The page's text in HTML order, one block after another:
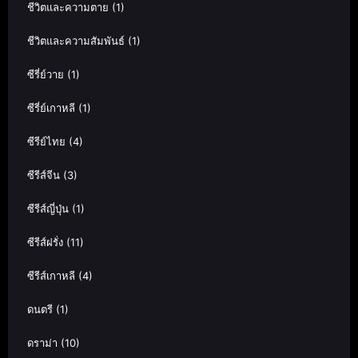
ชีวิตและความตาย (1)
ชีวิตและความสัมพันธ์ (1)
ซีรี่ย์วาย (1)
ซีรี่ย์เกาหลี (1)
ซีรีย์ไทย (4)
ซีรีส์จีน (3)
ซีรีส์ญี่ปุ่น (1)
ซีรีส์ฝรั่ง (11)
ซีรีส์เกาหลี (4)
ดนตรี (1)
ดราม่า (10)